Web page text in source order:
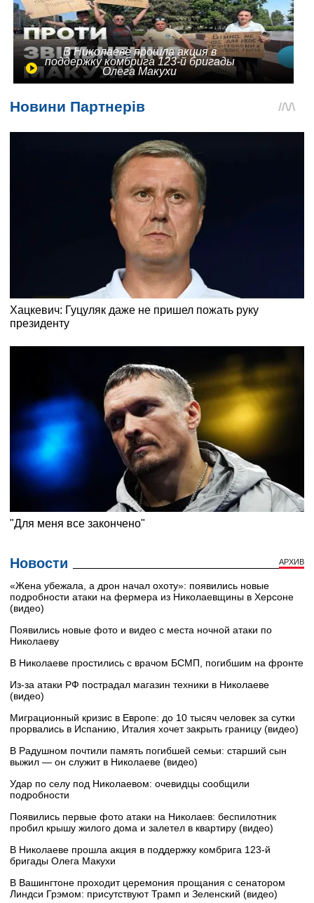
В Николаеве прошла акция в
поддержку комбрига 123-й бригады
Олега Макухи
Новости АРХИВ
«Жена убежала, а дрон начал охоту»: появились новые
подробности атаки на фермера из Николаевщины в Херсоне
(видео)
Появились новые фото и видео с места ночной атаки по
Николаеву
В Николаеве простились с врачом БСМП, погибшим на фронте
Из-за атаки РФ пострадал магазин техники в Николаеве
(видео)
Миграционный кризис в Европе: до 10 тысяч человек за сутки
прорвались в Испанию, Италия хочет закрыть границу (видео)
В Радушном почтили память погибшей семьи: старший сын
выжил — он служит в Николаеве (видео)
Удар по селу под Николаевом: очевидцы сообщили
подробности
Появились первые фото атаки на Николаев: беспилотник
пробил крышу жилого дома и залетел в квартиру (видео)
В Николаеве прошла акция в поддержку комбрига 123-й
бригады Олега Макухи
В Вашингтоне проходит церемония прощания с сенатором
Линдси Грэмом: присутствуют Трамп и Зеленский (видео)